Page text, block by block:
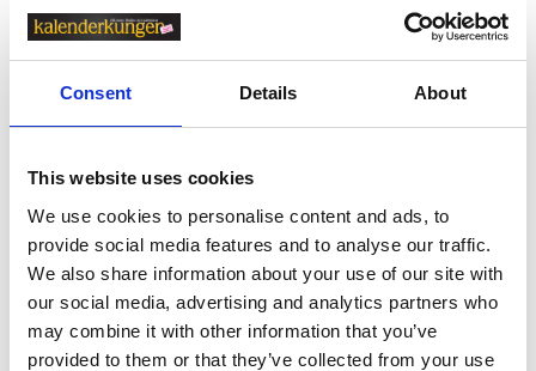
Consent Details About
This website uses cookies
We use cookies to personalise content and ads, to
provide social media features and to analyse our traffic.
We also share information about your use of our site with
our social media, advertising and analytics partners who
may combine it with other information that you’ve
provided to them or that they’ve collected from your use
Relaterade kategorier
Kalendrar & almanackor för 2027 / Väggkalender /
amiljekalender
Kalendrar & almanackor för 2027
Kalendrar & almanackor för 2027 /Burde kalender
Prishistorik
Lägsta pris senaste 30 dagarna är 165 kr (2026-08-06)